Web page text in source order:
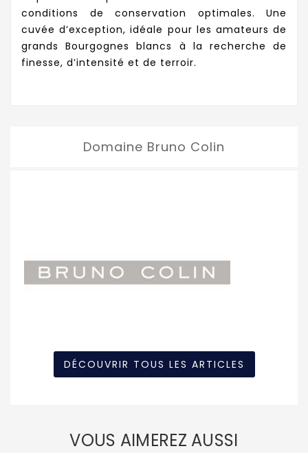
conditions de conservation optimales. Une
cuvée d’exception, idéale pour les amateurs de
grands Bourgognes blancs à la recherche de
finesse, d’intensité et de terroir.
Domaine Bruno Colin
DÉCOUVRIR TOUS LES ARTICLES
VOUS AIMEREZ AUSSI